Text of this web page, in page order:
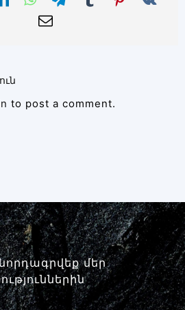
to post a comment.
մեր